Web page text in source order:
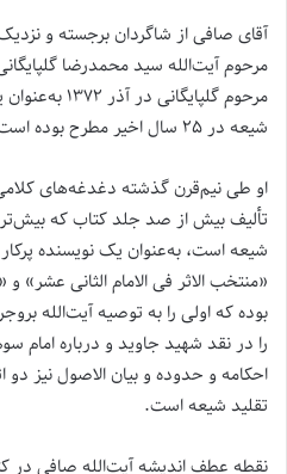
آقای صافی از شاگردان برجسته و
مرحوم آیت‌الله‌ سید محمدرضا
مرحوم
شیعه در ۲۵ سال اخیر مطرح بوده است.
او طی نیم‌قرن گذشته دغدغه‌های
تألیف بیش از صد جلد کتاب که
شیعه است، به‌عنوان یک نویسنده
«منتخب الاثر فی الامام الثانی عشر»
بوده که اولی را به توصیه آیت‌الله‌
را در نقد شهید جاوید و درباره امام
احکامه و حدوده و بیان الاصول نیز
تقلید شیعه است.
نقطه عطف اندیشه آیت‌الله صافی در